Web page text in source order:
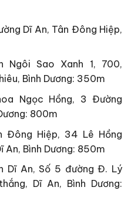
Dĩ An, Tân Đông Hiệp,
Ngôi Sao Xanh 1, 700,
Bình Dương: 350m
Ngọc Hồng, 3 Đường
800m
Đông Hiệp, 34 Lê Hồng
An, Bình Dương: 850m
Dĩ An, Số 5 đường Đ. Lý
Dĩ An, Bình Dương: